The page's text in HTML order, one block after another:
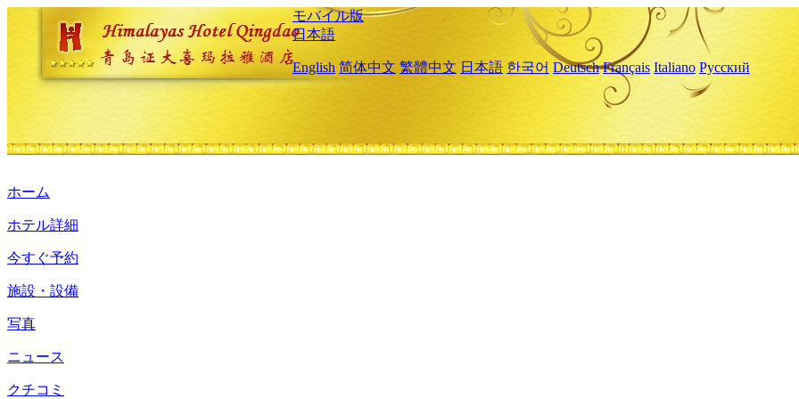
モバイル版
日本語
English 简体中文 繁體中文 日本語 한국어 Deutsch Français Italiano Русский
ホーム
ホテル詳細
今すぐ予約
施設・設備
写真
ニュース
クチコミ